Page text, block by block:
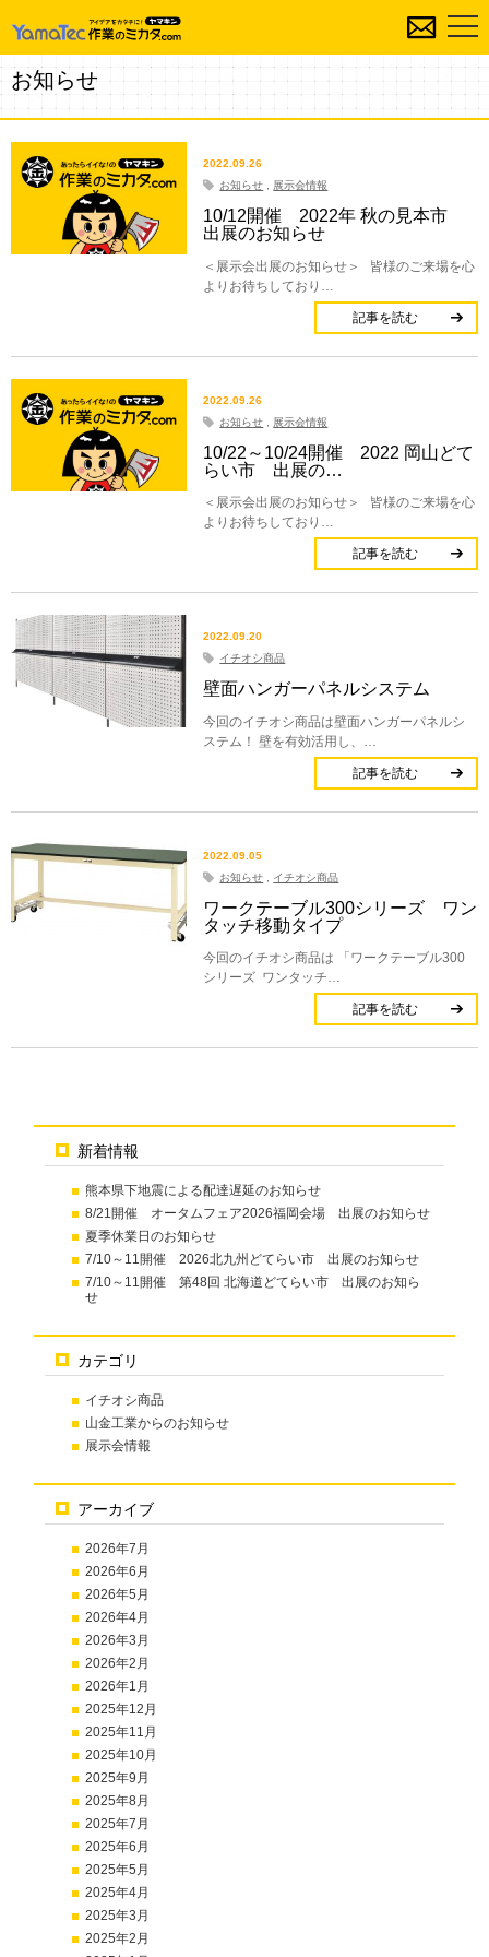
お知らせ
新着情報
熊本県下地震による配達遅延のお知らせ
8/21開催 オータムフェア2026福岡会場 出展のお知らせ
夏季休業日のお知らせ
7/10～11開催 2026北九州どてらい市 出展のお知らせ
7/10～11開催 第48回 北海道どてらい市 出展のお知ら
せ
カテゴリ
イチオシ商品
山金工業からのお知らせ
展示会情報
アーカイブ
2026年7月
2026年6月
2026年5月
2026年4月
2026年3月
2026年2月
2026年1月
2025年12月
2025年11月
2025年10月
2025年9月
2025年8月
2025年7月
2025年6月
2025年5月
2025年4月
2025年3月
2025年2月
2022.09.26
お知らせ
展示会情報
10/12開催 2022年 秋の見本市
出展のお知らせ
＜展示会出展のお知らせ＞ 皆様のご来場を心
よりお待ちしており…
記事を読む
2022.09.26
お知らせ
展示会情報
10/22～10/24開催 2022 岡山どて
らい市 出展の…
＜展示会出展のお知らせ＞ 皆様のご来場を心
よりお待ちしており…
記事を読む
2022.09.20
イチオシ商品
壁面ハンガーパネルシステム
今回のイチオシ商品は壁面ハンガーパネルシ
ステム！ 壁を有効活用し、…
記事を読む
2022.09.05
お知らせ
イチオシ商品
ワークテーブル300シリーズ ワン
タッチ移動タイプ
今回のイチオシ商品は 「ワークテーブル300
シリーズ ワンタッチ…
記事を読む